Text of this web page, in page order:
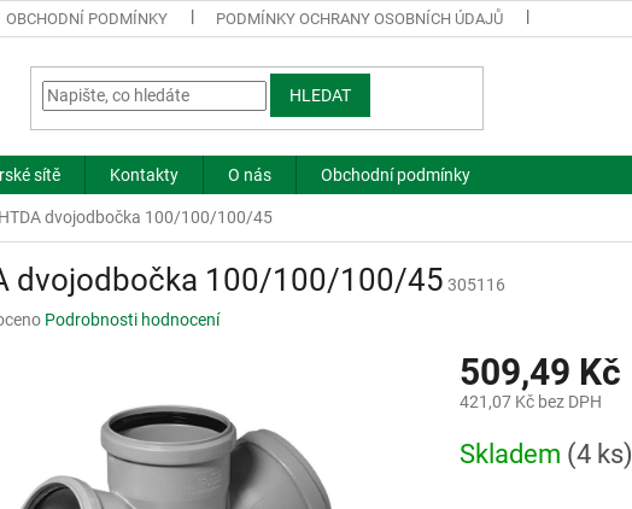
OBCHODNÍ PODMÍNKY PODMÍNKY OCHRANY OSOBNÍCH ÚDAJŮ
HLEDAT
sítě Kontakty O nás Obchodní podmínky
HTDA dvojodbočka 100/100/100/45
dvojodbočka 100/100/100/45 305116
Podrobnosti hodnocení
509,49 Kč
421,07 Kč bez DPH
cena:
Skladem (4 ks)